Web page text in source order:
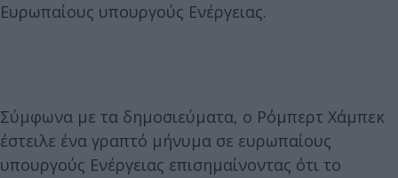
Ευρωπαίους υπουργούς Ενέργειας.
Σύμφωνα με τα δημοσιεύματα, ο Ρόμπερτ Χάμπεκ
έστειλε ένα γραπτό μήνυμα σε ευρωπαίους
υπουργούς Ενέργειας επισημαίνοντας ότι το